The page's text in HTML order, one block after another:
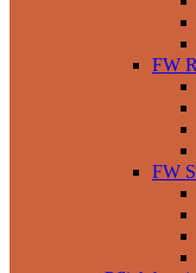
FW
FW